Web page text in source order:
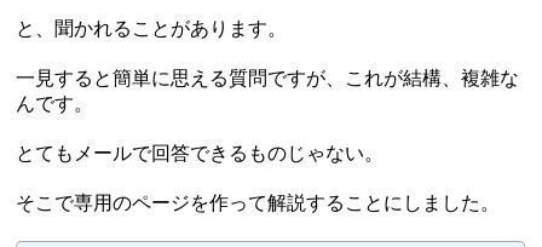
と、聞かれることがあります。
一見すると簡単に思える質問ですが、これが結構、複雑な
んです。
とてもメールで回答できるものじゃない。
そこで専用のページを作って解説することにしました。